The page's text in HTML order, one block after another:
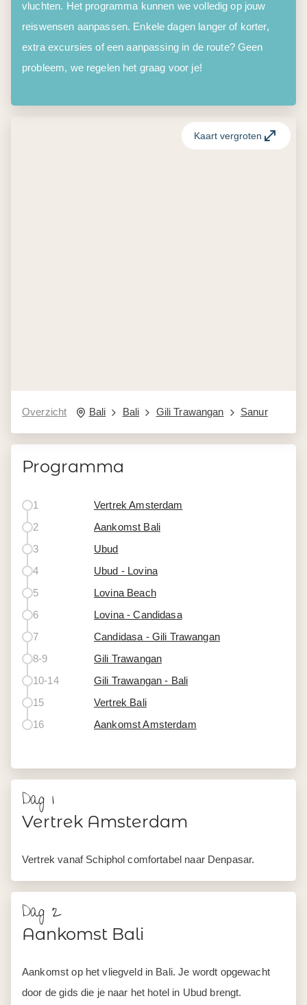
vluchten. Het programma kunnen we volledig op jouw
reiswensen aanpassen. Enkele dagen langer of korter,
extra excursies of een aanpassing in de route? Geen
probleem, we regelen het graag voor je!
Overzicht Bali Bali Gili Trawangan Sanur
Kaart vergroten
Programma
1
Vertrek Amsterdam
2
Aankomst Bali
3
Ubud
4
Ubud - Lovina
5
Lovina Beach
6
Lovina - Candidasa
7
Candidasa - Gili Trawangan
8-9
Gili Trawangan
10-14
Gili Trawangan - Bali
15
Vertrek Bali
16
Aankomst Amsterdam
Dag 1
Vertrek Amsterdam
Vertrek vanaf Schiphol comfortabel naar Denpasar.
Dag 2
Aankomst Bali
Aankomst op het vliegveld in Bali. Je wordt opgewacht
door de gids die je naar het hotel in Ubud brengt.